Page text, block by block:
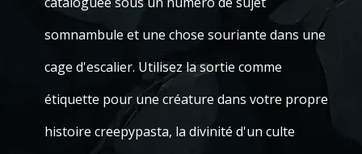
somnambule et une chose souriante dans une
cage d'escalier. Utilisez la sortie comme
étiquette pour une créature dans votre propre
histoire creepypasta, la divinité d'un culte